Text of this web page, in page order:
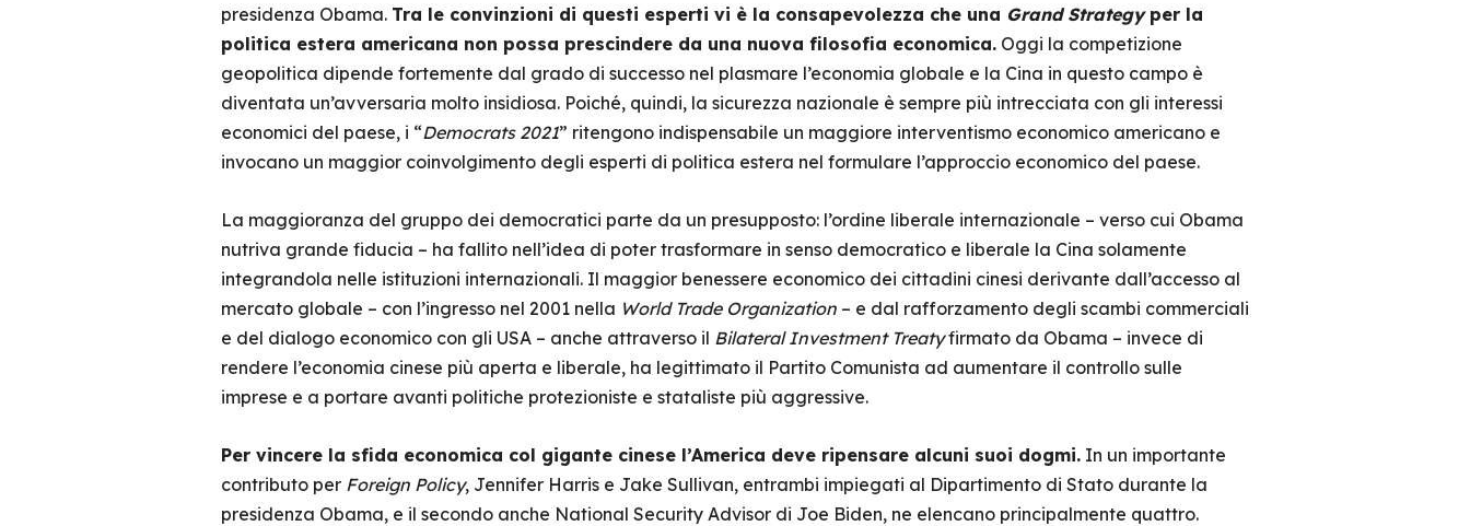
presidenza Obama. Tra le convinzioni di questi esperti vi è la consapevolezza che una Grand Strategy per la
politica estera americana non possa prescindere da una nuova filosofia economica.Oggi la competizione
geopolitica dipende fortemente dal grado di successo nel plasmare l’economia globale e la Cina in questo campo è
diventata un’avversaria molto insidiosa. Poiché, quindi, la sicurezza nazionale è sempre più intrecciata con gli interessi
economici del paese, i “Democrats 2021” ritengono indispensabile un maggiore interventismo economico americano e
invocano un maggior coinvolgimento degli esperti di politica estera nel formulare l’approccio economico del paese.
La maggioranza del gruppo dei democratici parte da un presupposto: l’ordine liberale internazionale – verso cui Obama
nutriva grande fiducia – ha fallito nell’idea di poter trasformare in senso democratico e liberale la Cina solamente
integrandola nelle istituzioni internazionali. Il maggior benessere economico dei cittadini cinesi derivante dall’accesso al
mercato globale – con l’ingresso nel 2001 nella World Trade Organization – e dal rafforzamento degli scambi commerciali
e del dialogo economico con gli USA – anche attraverso il Bilateral Investment Treatyfirmato da Obama – invece di
rendere l’economia cinese più aperta e liberale, ha legittimato il Partito Comunista ad aumentare il controllo sulle
imprese e a portare avanti politiche protezioniste e stataliste più aggressive.
Per vincere la sfida economica col gigante cinese l’America deve ripensare alcuni suoi dogmi.In un importante
contributo per Foreign Policy, Jennifer Harris e Jake Sullivan, entrambi impiegati al Dipartimento di Stato durante la
presidenza Obama, e il secondo anche National Security Advisor di Joe Biden, ne elencano principalmente quattro.